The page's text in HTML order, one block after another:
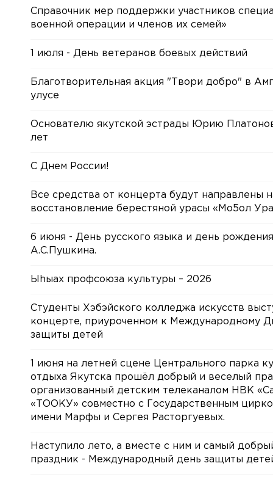
Справочник мер поддержки участников
военной операции и членов их семей»
1 июля - День ветеранов боевых действий
Благотворительная акция "Твори добро" в
улусе
Основателю якутской эстрады Юрию
лет
С Днем России!
Все средства от концерта будут направлены
восстановление берестяной урасы «Мо5ол
6 июня - День русского языка и день рождения
А.С.Пушкина.
Ыhыах профсоюза культуры – 2026
Студенты Хэбэйского колледжа искусств
концерте, приуроченном к Международному
защиты детей
1 июня на летней сцене Центрального парка
отдыха Якутска прошёл добрый и веселый
организованный детским телеканалом НВК
«ТООКУ» совместно с Государственным
имени Марфы и Сергея Расторгуевых.
Наступило лето, а вместе с ним и самый
праздник - Международный день защиты